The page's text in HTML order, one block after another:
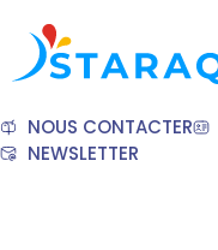
NOUS CONTACTER
NEWSLETTER